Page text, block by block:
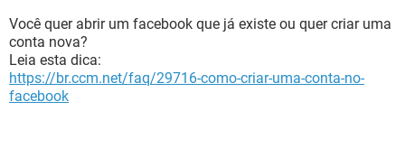
Você quer abrir um facebook que já existe ou quer criar uma
conta nova?
Leia esta dica:
https://br.ccm.net/faq/29716-como-criar-uma-conta-no-
facebook